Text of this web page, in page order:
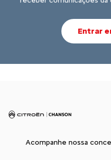
Entrar
Acompanhe nossa